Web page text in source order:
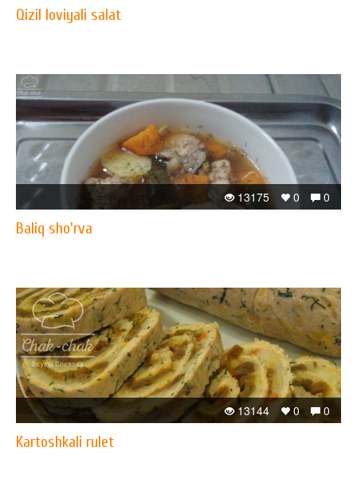
Qizil loviyali salat
0
0
13175
Baliq sho'rva
0
0
13144
Kartoshkali rulet